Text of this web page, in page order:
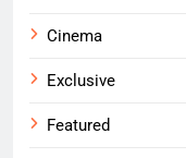
Cinema
Exclusive
Featured